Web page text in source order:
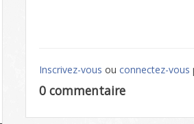
Inscrivez-vous ouconnectez-vous
0 commentaire